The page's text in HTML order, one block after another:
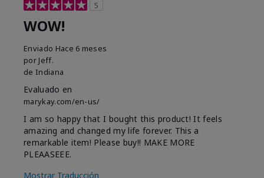
5
WOW!
Enviado Hace 6 meses
por Jeff.
de Indiana
Evaluado en
marykay.com/en-us/
I am so happy that I bought this product! It feels
amazing and changed my life forever. This a
remarkable item! Please buy!! MAKE MORE
PLEAASEEE.
Mostrar Traducción